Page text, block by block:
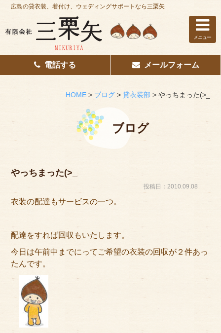
ホーム
はじめての方へ
その他サービス
サイズのはかり方
ブログ
ご利用の流れ
広島の貸衣装、着付け、ウェディングサポートなら三栗矢
メニュー
電話する メールフォーム
HOME> ブログ> 貸衣装部 > やっちまった(>_
ブログ
やっちまった(>_
投稿日：2010.09.08
衣装の配達もサービスの一つ。
配達をすれば回収もいたします。
今日は午前中までにってご希望の衣装の回収が２件あっ
たんです。